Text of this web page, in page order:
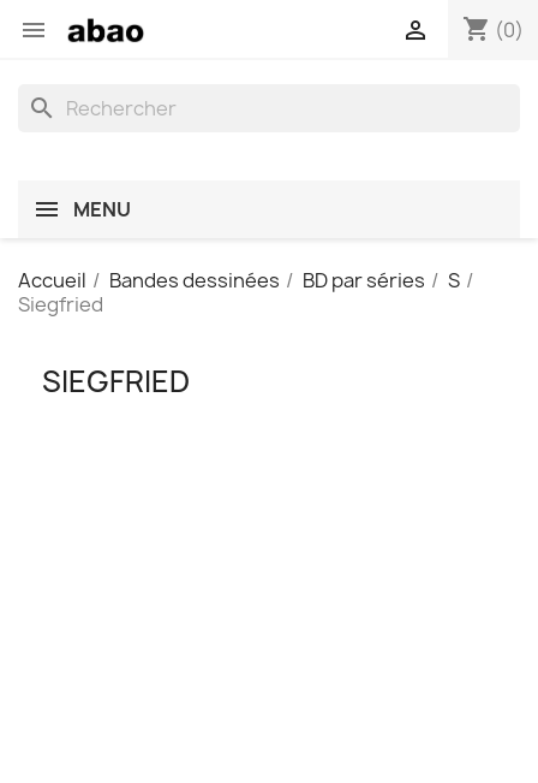
 shopping_cart (0)

search
MENU
Accueil Bandes dessinées BD par séries
S
Siegfried
SIEGFRIED